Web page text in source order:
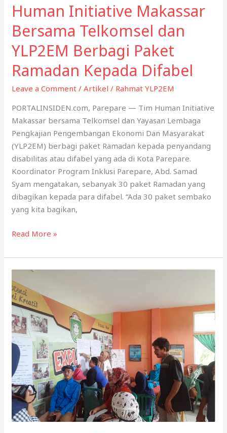
Human Initiative Makassar
Bersama Telkomsel dan
YLP2EM Berbagi Paket
Ramadan Kepada Difabel
Leave a Comment /Artikel / Rahmat YLP2EM
PORTALINSIDEN.com, Parepare — Tim Human Initiative
Makassar bersama Telkomsel dan Yayasan Lembaga
Pengkajian Pengembangan Ekonomi Dan Masyarakat
(YLP2EM) berbagi paket Ramadan kepada penyandang
disabilitas atau difabel yang ada di Kota Parepare.
Koordinator Program Inklusi Parepare, Abd. Samad
Syam mengatakan, sebanyak 30 paket Ramadan yang
dibagikan kepada para difabel. “Ada 30 paket sembako
yang kita bagikan,
Human
Makassar
Bersama
Telkomsel
dan
YLP2EM
Berbagi
Paket
Ramadan
Kepada
Difabel
Read More »